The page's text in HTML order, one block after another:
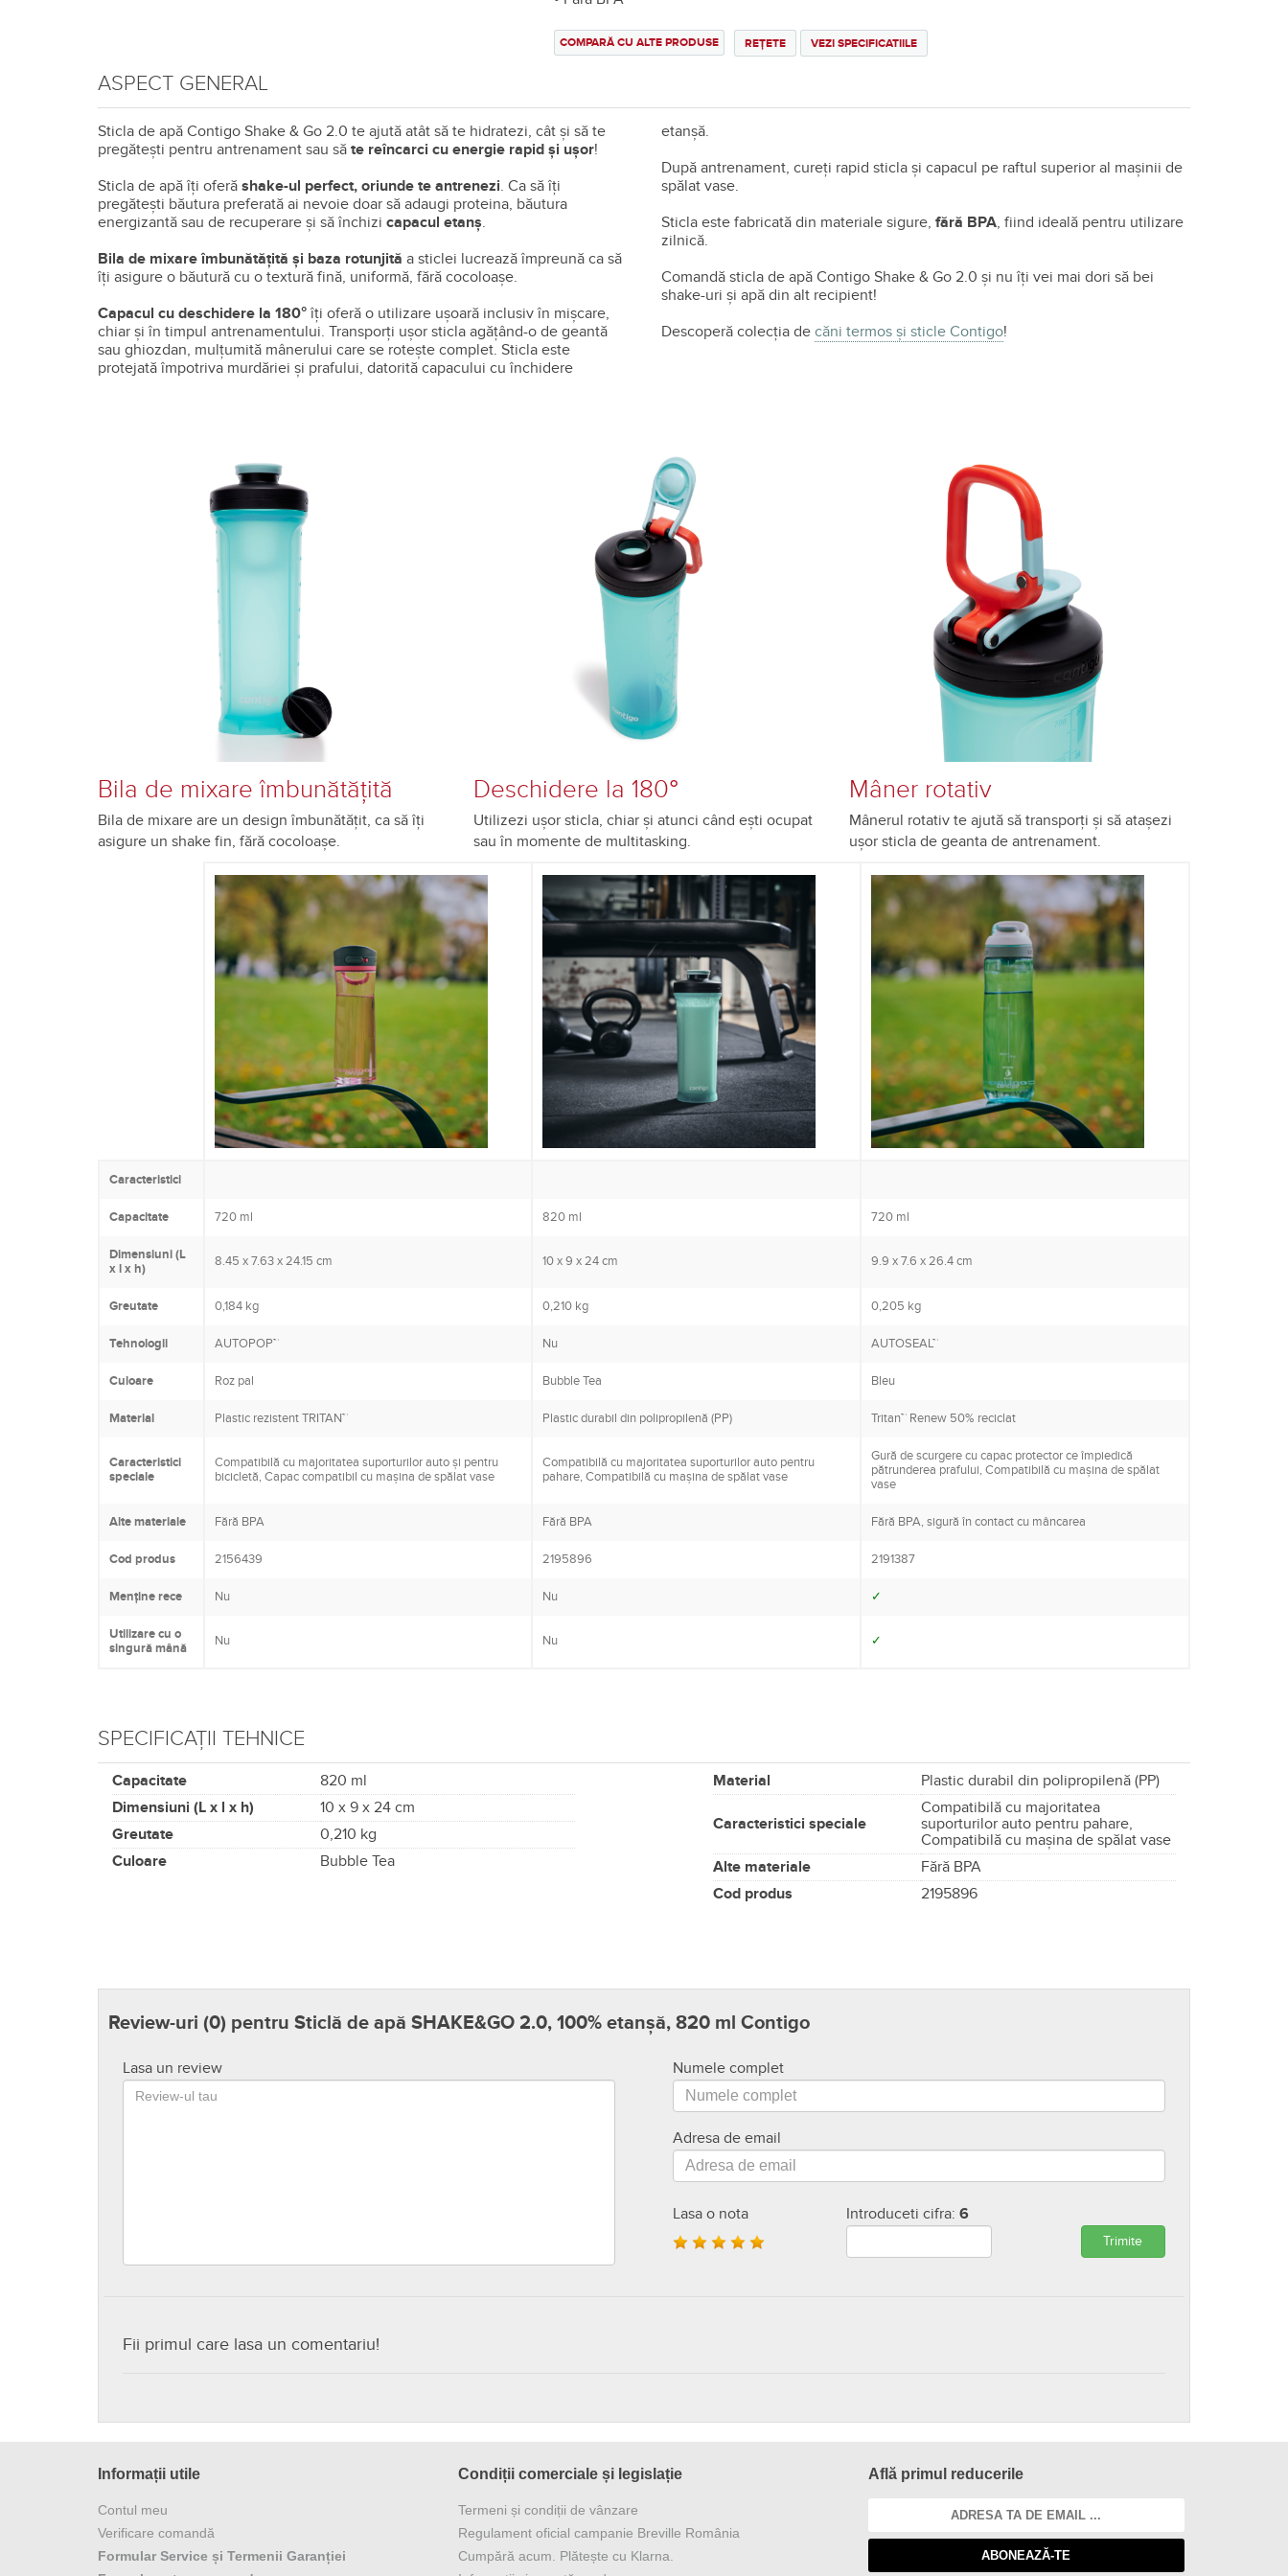
REȚETE
COMPARĂ CU ALTE PRODUSE VEZI SPECIFICATIILE
ASPECT GENERAL
Sticla de apă Contigo Shake & Go 2.0 te ajută atât să te hidratezi, cât și să te
pregătești pentru antrenament sau să te reîncarci cu energie rapid și ușor!
Sticla de apă îți oferă shake-ul perfect, oriunde te antrenezi. Ca să îți
pregătești băutura preferată ai nevoie doar să adaugi proteina, băutura
energizantă sau de recuperare și să închizi capacul etanș.
Bila de mixare îmbunătățită și baza rotunjită a sticlei lucrează împreună ca să
îți asigure o băutură cu o textură fină, uniformă, fără cocoloașe.
Capacul cu deschidere la 180° îți oferă o utilizare ușoară inclusiv în mișcare,
chiar și în timpul antrenamentului. Transporți ușor sticla agățând-o de geantă
sau ghiozdan, mulțumită mânerului care se rotește complet. Sticla este
protejată împotriva murdăriei și prafului, datorită capacului cu închidere
etanșă.
După antrenament, cureți rapid sticla și capacul pe raftul superior al mașinii de
spălat vase.
Sticla este fabricată din materiale sigure, fără BPA, fiind ideală pentru utilizare
zilnică.
Comandă sticla de apă Contigo Shake & Go 2.0 și nu îți vei mai dori să bei
shake-uri și apă din alt recipient!
Descoperă colecția de căni termos și sticle Contigo!
Bila de mixare îmbunătățită
Bila de mixare are un design îmbunătățit, ca să îți
asigure un shake fin, fără cocoloașe.
Deschidere la 180°
Utilizezi ușor sticla, chiar și atunci când ești ocupat
sau în momente de multitasking.
Mâner rotativ
Mânerul rotativ te ajută să transporți și să atașezi
ușor sticla de geanta de antrenament.
Caracteristici
Capacitate 720 ml 820 ml 720 ml
Dimensiuni (L
x l x h)
8.45 x 7.63 x 24.15 cm 10 x 9 x 24 cm 9.9 x 7.6 x 26.4 cm
Greutate 0,184 kg 0,210 kg 0,205 kg
Tehnologii AUTOPOP™ Nu AUTOSEAL™
Culoare Roz pal Bubble Tea Bleu
Material Plastic rezistent TRITAN™ Plastic durabil din polipropilenă (PP) Tritan™ Renew 50% reciclat
Caracteristici
speciale
Compatibilă cu majoritatea suporturilor auto și pentru
bicicletă, Capac compatibil cu mașina de spălat vase
Compatibilă cu majoritatea suporturilor auto pentru
pahare, Compatibilă cu mașina de spălat vase
Gură de scurgere cu capac protector ce împiedică
pătrunderea prafului, Compatibilă cu mașina de spălat
vase
Alte materiale Fără BPA Fără BPA Fără BPA, sigură în contact cu mâncarea
Cod produs 2156439 2195896 2191387
Menține rece Nu Nu ✓
Utilizare cu o
singură mână
Nu Nu ✓
SPECIFICAȚII TEHNICE
Capacitate
820 ml
Dimensiuni (L x l x h)
10 x 9 x 24 cm
Greutate
0,210 kg
Culoare
Bubble Tea
Material Plastic durabil din polipropilenă (PP)
Caracteristici speciale
Compatibilă cu majoritatea
suporturilor auto pentru pahare,
Compatibilă cu mașina de spălat vase
Alte materiale
Fără BPA
Cod produs
2195896
Review-uri (0) pentru Sticlă de apă SHAKE&GO 2.0, 100% etanșă, 820 ml Contigo
Lasa un review Numele complet
Adresa de email
Lasa o nota Introduceti cifra:6
Trimite
Fii primul care lasa un comentariu!
Informații utile
Contul meu
Verificare comandă
Formular Service și Termenii Garanției
Condiții comerciale și legislație
Termeni și condiții de vânzare
Regulament oficial campanie Breville România
Cumpără acum. Plătește cu Klarna.
Află primul reducerile
ABONEAZĂ-TE